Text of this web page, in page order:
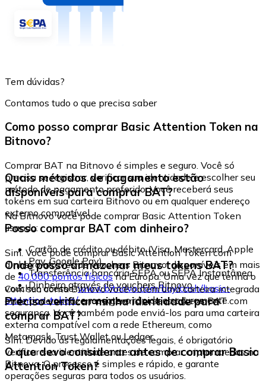
Tem dúvidas?
Contamos tudo o que precisa saber
Como posso comprar Basic Attention Token na
Bitnovo?
Comprar BAT na Bitnovo é simples e seguro. Você só
precisa se registrar, verificar sua identidade e escolher seu
método de pagamento preferido. Você receberá seus
tokens em sua carteira Bitnovo ou em qualquer endereço
externo compatível.
Quais métodos de pagamento estão
disponíveis para comprar BAT?
Na Bitnovo você pode comprar Basic Attention Token
usando:
Cartão de crédito ou débito (Visa, Mastercard, Apple
Pay, Google Pay)
Transferência bancária SEPA ou SEPA Instantânea
Dinheiro através de vouchers Bitnovo
Posso comprar BAT com dinheiro?
Sim. Você pode comprar Basic Attention Token com
dinheiro através de vouchers Bitnovo, disponíveis em mais
de 40.000 pontos físicosna Europa. Uma vez que tenha o
voucher, acesse:www.bitnovo.com/buy/cash/basic-
attention-token/e resgate-o rápida e seguramente.
Onde posso armazenar meus tokens BAT?
Com sua conta Bitnovo você obtém uma carteira integrada
onde pode armazenar e gerenciar seus tokens BAT com
segurança. Você também pode enviá-los para uma carteira
externa compatível com a rede Ethereum, como
Metamask, Trust Wallet ou Ledger.
Preciso verificar minha identidade para
comprar BAT?
Sim. Devido às regulamentações legais, é obrigatório
verificar sua identidade antes de comprar criptomoedas na
Bitnovo. O processo é simples e rápido, e garante
operações seguras para todos os usuários.
O que devo considerar antes de comprar Basic
Attention Token?